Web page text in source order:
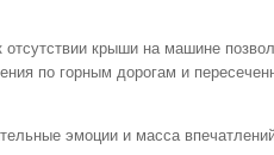
крыши на машине
по горным дорогам и
эмоции и масса